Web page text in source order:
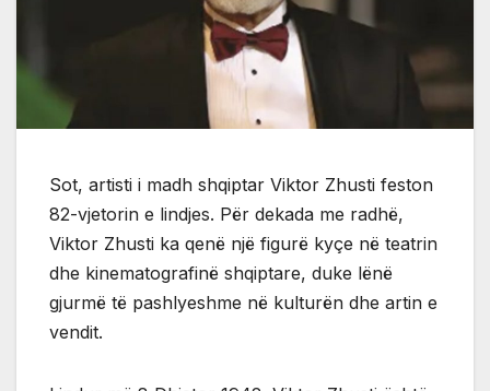
Sot, artisti i madh shqiptar Viktor Zhusti feston
82-vjetorin e lindjes. Për dekada me radhë,
Viktor Zhusti ka qenë një figurë kyçe në teatrin
dhe kinematografinë shqiptare, duke lënë
gjurmë të pashlyeshme në kulturën dhe artin e
vendit.